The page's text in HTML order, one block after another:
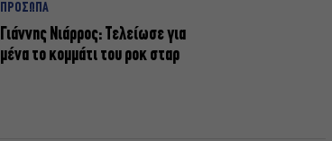
ΠΡΟΣΩΠΑ
Γιάννης Νιάρρος: Τελείωσε για
μένα το κομμάτι του ροκ σταρ